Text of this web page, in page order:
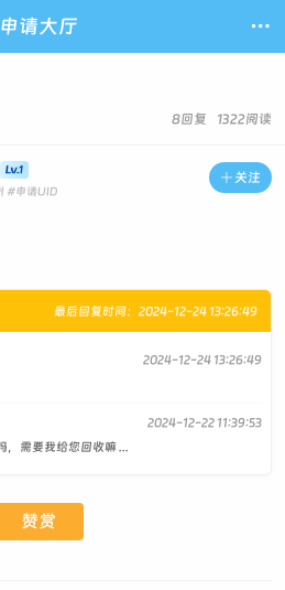
申请大厅 
8回复 1322阅读
 关注
#申请UID
最后回复时间：2024-12-24 13:26:49
2024-12-24 13:26:49
2024-12-22 11:39:53
，需要我给您回收嘛 ...
赞赏